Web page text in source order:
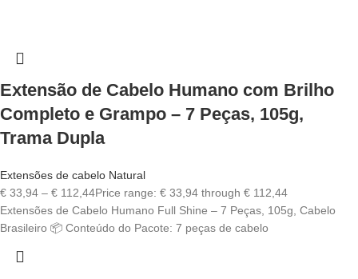
Extensão de Cabelo Humano com Brilho
Completo e Grampo – 7 Peças, 105g,
Trama Dupla
Extensões de cabelo Natural
€ 33,94 – € 112,44Price range: € 33,94 through € 112,44
Extensões de Cabelo Humano Full Shine – 7 Peças, 105g, Cabelo
Brasileiro 📦 Conteúdo do Pacote: 7 peças de cabelo